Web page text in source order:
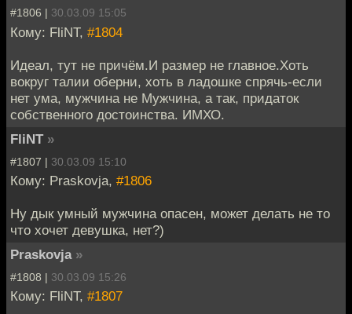
#1806 | 30.03.09 15:05
Кому: FliNT, #1804
Идеал, тут не причём.И размер не главное.Хоть
вокруг талии оберни, хоть в ладошке спрячь-если
нет ума, мужчина не Мужчина, а так, придаток
собственного достоинства. ИМХО.
FliNT »
#1807 | 30.03.09 15:10
Кому: Praskovja, #1806
Ну дык умный мужчина опасен, может делать не то
что хочет девушка, нет?)
Praskovja »
#1808 | 30.03.09 15:26
Кому: FliNT, #1807